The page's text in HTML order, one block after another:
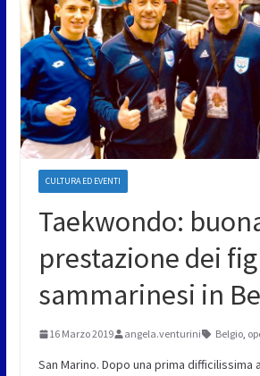
CULTURA ED EVENTI
Taekwondo:
prestazione dei
sammarinesi in
16 Marzo 2019 angela.venturini Belgio,
San Marino. Dopo una prima difficilissima